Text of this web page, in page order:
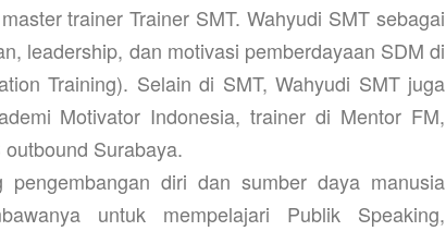
trainer Trainer SMT. Wahyudi SMT sebagai
leadership, dan motivasi pemberdayaan SDM di
Training). Selain di SMT, Wahyudi SMT juga
Motivator Indonesia, trainer di Mentor FM,
Surabaya.
pengembangan diri dan sumber daya manusia
untuk mempelajari Publik Speaking,